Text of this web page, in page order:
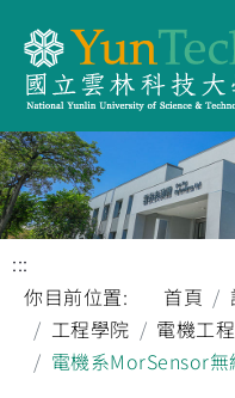
:::
你目前位置:
首頁
工程學院
電機工
電機系MorSensor